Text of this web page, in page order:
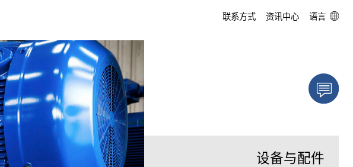
myReitzFan »基础版«
myReitzFan »专业版«
工程服务
测试与测量中心
产品开发
气流优化
运行准备
耐磨保护
企业故事
360度全景参观
联系方式 资讯中心
设备与配件